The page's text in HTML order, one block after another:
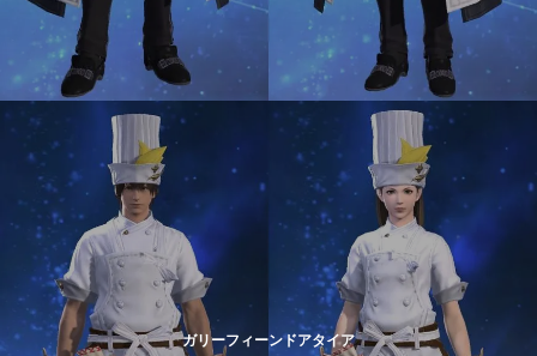
ガリーフィーンドアタイア